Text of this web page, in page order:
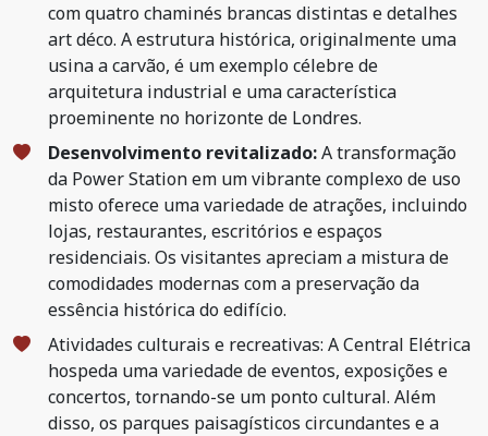
com quatro chaminés brancas distintas e detalhes
art déco. A estrutura histórica, originalmente uma
usina a carvão, é um exemplo célebre de
arquitetura industrial e uma característica
proeminente no horizonte de Londres.
Desenvolvimento revitalizado:A transformação
da Power Station em um vibrante complexo de uso
misto oferece uma variedade de atrações, incluindo
lojas, restaurantes, escritórios e espaços
residenciais. Os visitantes apreciam a mistura de
comodidades modernas com a preservação da
essência histórica do edifício.
Atividades culturais e recreativas: A Central Elétrica
hospeda uma variedade de eventos, exposições e
concertos, tornando-se um ponto cultural. Além
disso, os parques paisagísticos circundantes e a